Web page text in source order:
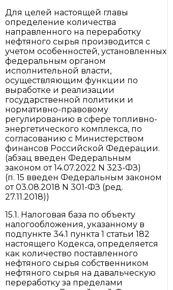
Для целей настоящей главы
определение количества
направленного на переработку
нефтяного сырья производится с
учетом особенностей, установленных
федеральным органом
исполнительной власти,
осуществляющим функции по
выработке и реализации
государственной политики и
нормативно-правовому
регулированию в сфере топливно-
энергетического комплекса, по
согласованию с Министерством
финансов Российской Федерации.
(абзац введен Федеральным
законом от 14.07.2022 N 323-ФЗ)
(п. 15 введен Федеральным законом
от 03.08.2018 N 301-ФЗ (ред.
27.11.2018))
15.1. Налоговая база по объекту
налогообложения, указанному в
подпункте 34.1 пункта 1 статьи 182
настоящего Кодекса, определяется
как количество поставленного
нефтяного сырья собственником
нефтяного сырья на давальческую
переработку за пределами